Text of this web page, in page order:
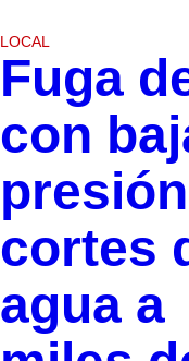
LOCAL
Fuga
con
cortes
agua a